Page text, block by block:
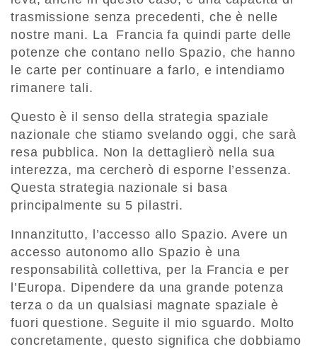
trasmissione senza precedenti, che è nelle
nostre mani. La Francia fa quindi parte delle
potenze che contano nello Spazio, che hanno
le carte per continuare a farlo, e intendiamo
rimanere tali.
Questo è il senso della strategia spaziale
nazionale che stiamo svelando oggi, che sarà
resa pubblica. Non la dettaglierò nella sua
interezza, ma cercherò di esporne l’essenza.
Questa strategia nazionale si basa
principalmente su 5 pilastri.
Innanzitutto, l’accesso allo Spazio. Avere un
accesso autonomo allo Spazio è una
responsabilità collettiva, per la Francia e per
l’Europa. Dipendere da una grande potenza
terza o da un qualsiasi magnate spaziale è
fuori questione. Seguite il mio sguardo. Molto
concretamente, questo significa che dobbiamo